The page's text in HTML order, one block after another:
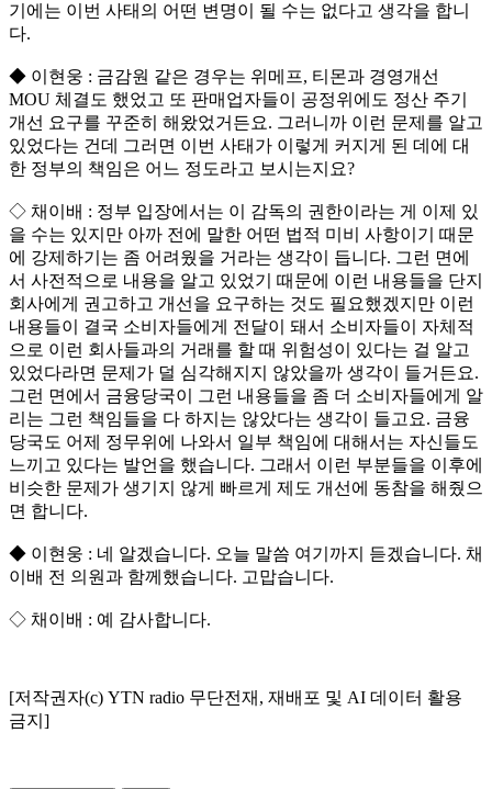
기에는 이번 사태의 어떤 변명이 될 수는 없다고 생각을 합니
다.
◆ 이현웅 : 금감원 같은 경우는 위메프, 티몬과 경영개선
MOU 체결도 했었고 또 판매업자들이 공정위에도 정산 주기
개선 요구를 꾸준히 해왔었거든요. 그러니까 이런 문제를 알고
있었다는 건데 그러면 이번 사태가 이렇게 커지게 된 데에 대
한 정부의 책임은 어느 정도라고 보시는지요?
◇ 채이배 : 정부 입장에서는 이 감독의 권한이라는 게 이제 있
을 수는 있지만 아까 전에 말한 어떤 법적 미비 사항이기 때문
에 강제하기는 좀 어려웠을 거라는 생각이 듭니다. 그런 면에
서 사전적으로 내용을 알고 있었기 때문에 이런 내용들을 단지
회사에게 권고하고 개선을 요구하는 것도 필요했겠지만 이런
내용들이 결국 소비자들에게 전달이 돼서 소비자들이 자체적
으로 이런 회사들과의 거래를 할 때 위험성이 있다는 걸 알고
있었다라면 문제가 덜 심각해지지 않았을까 생각이 들거든요.
그런 면에서 금융당국이 그런 내용들을 좀 더 소비자들에게 알
리는 그런 책임들을 다 하지는 않았다는 생각이 들고요. 금융
당국도 어제 정무위에 나와서 일부 책임에 대해서는 자신들도
느끼고 있다는 발언을 했습니다. 그래서 이런 부분들을 이후에
비슷한 문제가 생기지 않게 빠르게 제도 개선에 동참을 해줬으
면 합니다.
◆ 이현웅 : 네 알겠습니다. 오늘 말씀 여기까지 듣겠습니다. 채
이배 전 의원과 함께했습니다. 고맙습니다.
◇ 채이배 : 예 감사합니다.
[저작권자(c) YTN radio 무단전재, 재배포 및 AI 데이터 활용
금지]